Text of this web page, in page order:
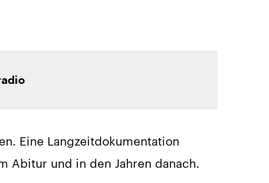
Eine Langzeitdokumentation
Abitur und in den Jahren danach.